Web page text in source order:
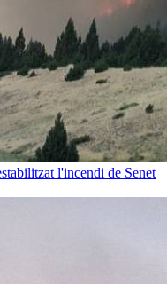
l'incendi de Senet